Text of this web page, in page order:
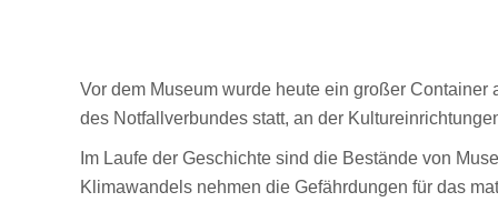
Vor dem Museum wurde heute ein großer Container
des Notfallverbundes statt, an der
Im Laufe der Geschichte sind die Bestände von
Klimawandels nehmen die Gefährdungen für das